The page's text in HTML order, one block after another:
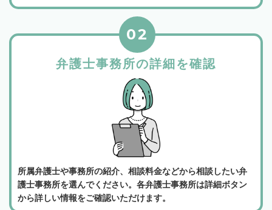
弁護士事務所の詳細を確認
02
所属弁護士や事務所の紹介、相談料金などから相談したい弁
護士事務所を選んでください。各弁護士事務所は詳細ボタン
から詳しい情報をご確認いただけます。